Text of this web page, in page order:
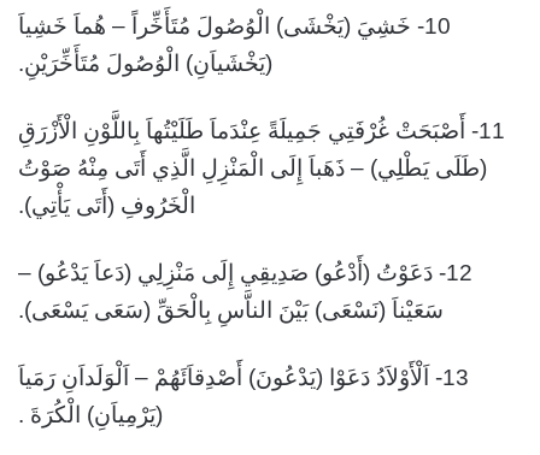
10- خَشِيَ (يَخْشَى) الْوُصُولَ مُتَأَخِّراً – هُماَ خَشِياَ
(يَخْشَياَنِ) الْوُصُولَ مُتَأَخِّرَيْنِ.
11- أَصْبَحَتْ غُرْفَتِي جَمِيلَةً عِنْدَماَ طَلَيْتُهاَ بِاللَّوْنِ الْأَزْرَقِ
(طَلَى يَطْلِي) – ذَهَباَ إِلَى الْمَنْزِلِ الَّذِي أَتَى مِنْهُ صَوْتُ
الْخَرُوفِ (أَتَى يَأْتِي).
12- دَعَوْتُ (أَدْعُو) صَدِيقِي إِلَى مَنْزِلِي (دَعاَ يَدْعُو) –
سَعَيْناَ (نَسْعَى) بَيْنَ الناَّسِ بِالْحَقِّ (سَعَى يَسْعَى).
13- اَلْأَوْلاَدُ دَعَوْا (يَدْعُونَ) أَصْدِقاَئَهُمْ – اَلْوَلَداَنِ رَمَياَ
(يَرْمِياَنِ) الْكُرَةَ .